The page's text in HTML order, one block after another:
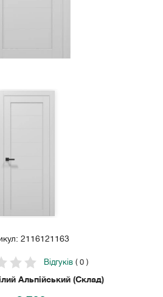
2116121163
Відгуків( 0 )
Альпійський (Склад)